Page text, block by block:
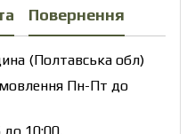
Повернення
(Полтавська обл)
Пн-Пт до